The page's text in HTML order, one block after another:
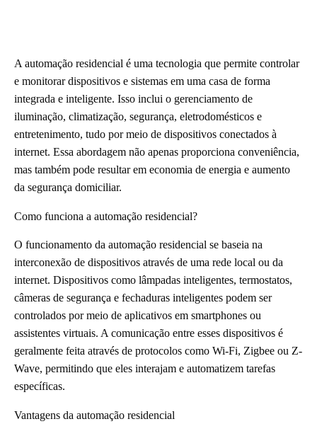
A automação residencial é uma tecnologia que permite controlar
e monitorar dispositivos e sistemas em uma casa de forma
integrada e inteligente. Isso inclui o gerenciamento de
iluminação, climatização, segurança, eletrodomésticos e
entretenimento, tudo por meio de dispositivos conectados à
internet. Essa abordagem não apenas proporciona conveniência,
mas também pode resultar em economia de energia e aumento
da segurança domiciliar.
Como funciona a automação residencial?
O funcionamento da automação residencial se baseia na
interconexão de dispositivos através de uma rede local ou da
internet. Dispositivos como lâmpadas inteligentes, termostatos,
câmeras de segurança e fechaduras inteligentes podem ser
controlados por meio de aplicativos em smartphones ou
assistentes virtuais. A comunicação entre esses dispositivos é
geralmente feita através de protocolos como Wi-Fi, Zigbee ou Z-
Wave, permitindo que eles interajam e automatizem tarefas
específicas.
Vantagens da automação residencial